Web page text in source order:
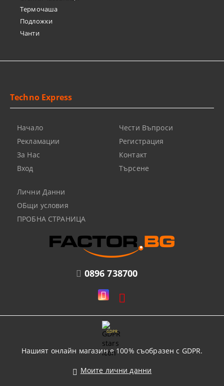
Термочашa
Подложки
Чанти
0896 738700
Techno Express
Начало
Рекламации
За Нас
Вход
Чести Въпроси
Регистрация
Контакт
Търсене
Лични Данни
ОБщи условия
ПРОБНА СТРАНИЦА
GDPR
Нашият онлайн магазин е 100% съобразен с GDPR.
Моите лични данни